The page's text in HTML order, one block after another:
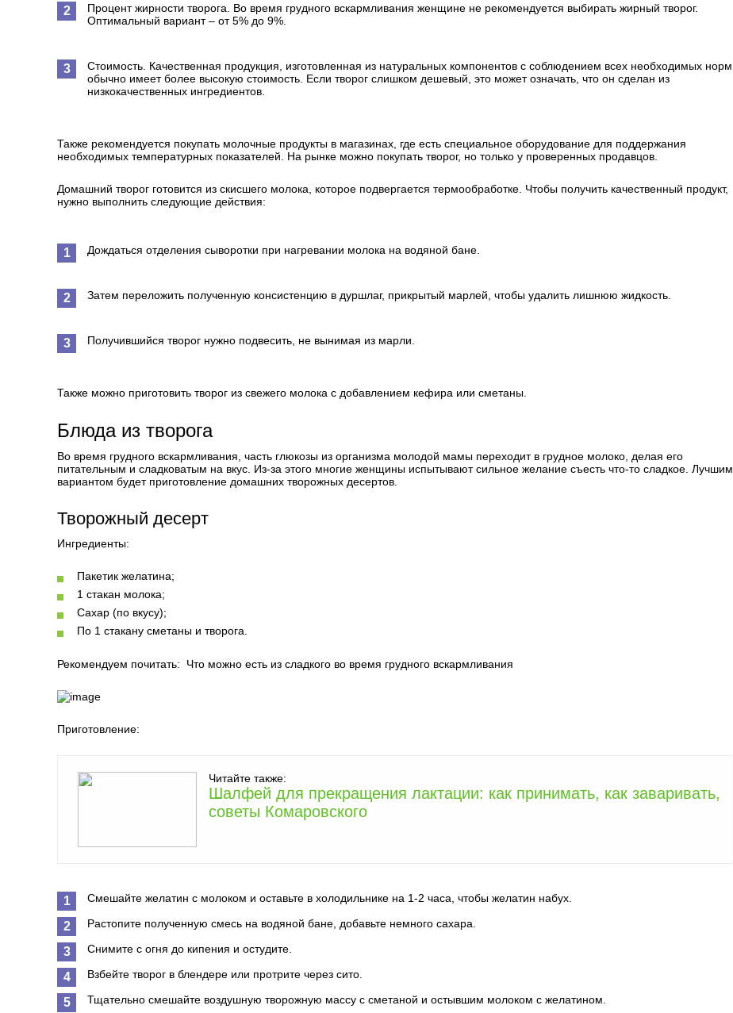
Процент жирности творога. Во время грудного вскармливания женщине не рекомендуется выбирать жирный творог.
Оптимальный вариант – от 5% до 9%.
Стоимость. Качественная продукция, изготовленная из натуральных компонентов с соблюдением всех необходимых норм,
обычно имеет более высокую стоимость. Если творог слишком дешевый, это может означать, что он сделан из
низкокачественных ингредиентов.
Также рекомендуется покупать молочные продукты в магазинах, где есть специальное оборудование для поддержания
необходимых температурных показателей. На рынке можно покупать творог, но только у проверенных продавцов.
Домашний творог готовится из скисшего молока, которое подвергается термообработке. Чтобы получить качественный продукт,
нужно выполнить следующие действия:
Дождаться отделения сыворотки при нагревании молока на водяной бане.
Затем переложить полученную консистенцию в дуршлаг, прикрытый марлей, чтобы удалить лишнюю жидкость.
Получившийся творог нужно подвесить, не вынимая из марли.
Также можно приготовить творог из свежего молока с добавлением кефира или сметаны.
Блюда из творога
Во время грудного вскармливания, часть глюкозы из организма молодой мамы переходит в грудное молоко, делая его
питательным и сладковатым на вкус. Из-за этого многие женщины испытывают сильное желание съесть что-то сладкое. Лучшим
вариантом будет приготовление домашних творожных десертов.
Творожный десерт
Ингредиенты:
Пакетик желатина;
1 стакан молока;
Сахар (по вкусу);
По 1 стакану сметаны и творога.
Рекомендуем почитать: Что можно есть из сладкого во время грудного вскармливания
Приготовление:
Читайте также:
Шалфей для прекращения лактации: как принимать, как заваривать,
советы Комаровского
Смешайте желатин с молоком и оставьте в холодильнике на 1-2 часа, чтобы желатин набух.
Растопите полученную смесь на водяной бане, добавьте немного сахара.
Снимите с огня до кипения и остудите.
Взбейте творог в блендере или протрите через сито.
Тщательно смешайте воздушную творожную массу с сметаной и остывшим молоком с желатином.